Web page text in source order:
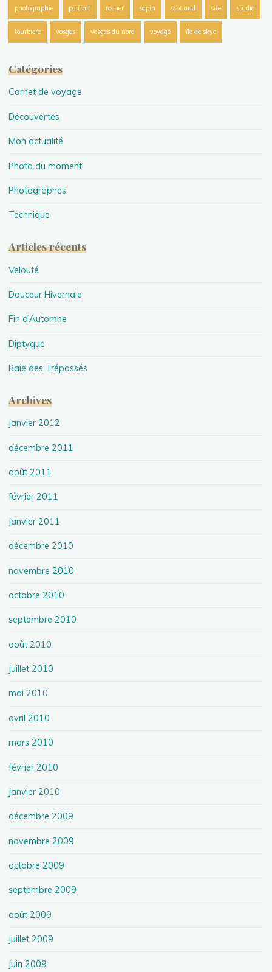
photographie portrait rocher sapin scotland site studio
tourbiere vosges vosges du nord voyage île de skye
Catégories
Carnet de voyage
Découvertes
Mon actualité
Photo du moment
Photographes
Technique
Articles récents
Velouté
Douceur Hivernale
Fin d’Automne
Diptyque
Baie des Trépassés
Archives
janvier 2012
décembre 2011
août 2011
février 2011
janvier 2011
décembre 2010
novembre 2010
octobre 2010
septembre 2010
août 2010
juillet 2010
mai 2010
avril 2010
mars 2010
février 2010
janvier 2010
décembre 2009
novembre 2009
octobre 2009
septembre 2009
août 2009
juillet 2009
juin 2009